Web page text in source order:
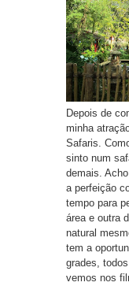
Depois de
minha
Safaris.
sinto num
demais.
a perfeição
tempo para
área e outra
natural
tem a
grades,
vemos nos